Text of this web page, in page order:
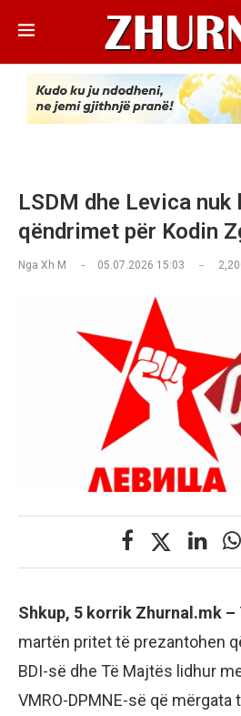
LSDM dhe Levica nuk
qëndrimet për Kodin
Nga Xh M 05.07.2026 15:03
Shkup, 5 korrik Zhurnal.mk –
martën pritet të prezantohen
BDI-së dhe Të Majtës lidhur
VMRO-DPMNE-së që